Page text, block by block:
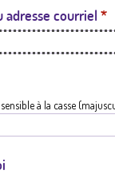
t
a
t
i
adresse courriel *
à la casse